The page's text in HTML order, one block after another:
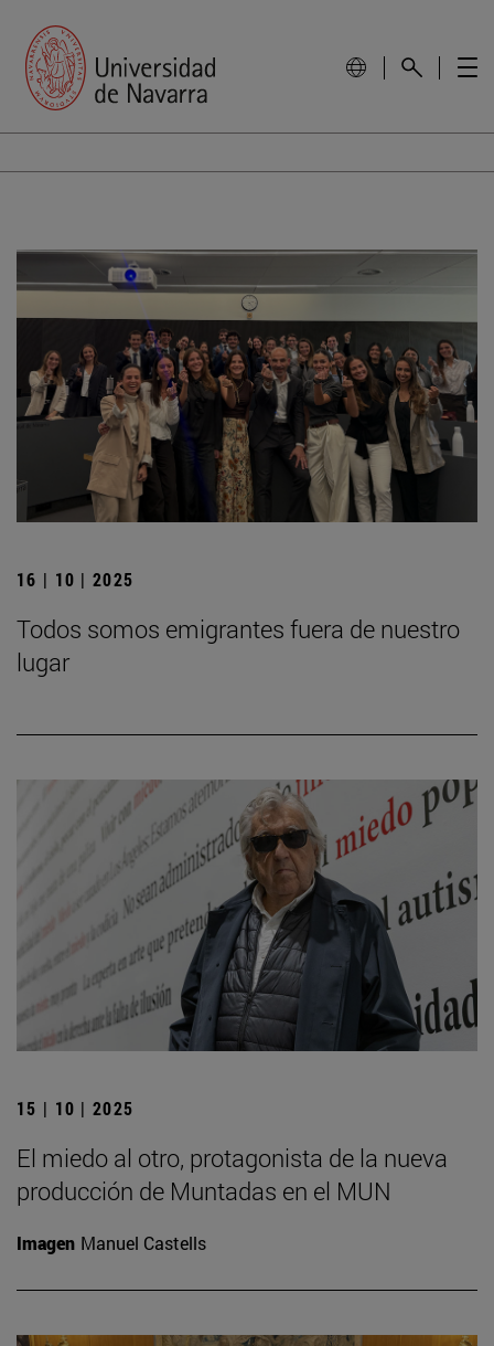
16 | 10 | 2025
Todos somos emigrantes fuera de nuestro
lugar
15 | 10 | 2025
El miedo al otro, protagonista de la nueva
producción de Muntadas en el MUN
Imagen Manuel Castells